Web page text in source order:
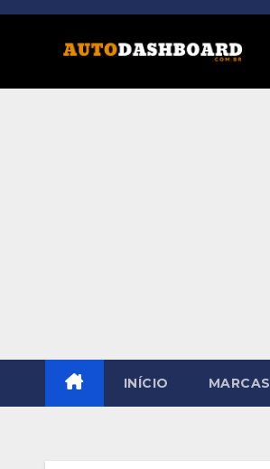
Skip
INÍCIO MARCAS